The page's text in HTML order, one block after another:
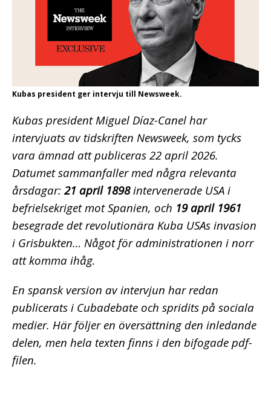
Kubas president ger intervju till Newsweek.
Kubas president Miguel Díaz-Canel har
intervjuats av tidskriften Newsweek, som tycks
vara ämnad att publiceras 22 april 2026.
Datumet sammanfaller med några relevanta
årsdagar: 21 april 1898intervenerade USA i
befrielsekriget mot Spanien, och 19 april 1961
besegrade det revolutionära Kuba USAs invasion
i Grisbukten… Något för administrationen i norr
att komma ihåg.
En spansk version av intervjun har redan
publicerats i Cubadebate och spridits på sociala
medier. Här följer en översättning den inledande
delen, men hela texten finns i den bifogade pdf-
filen.